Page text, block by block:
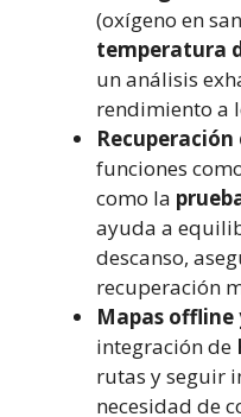
(oxígeno en
temperatura
un análisis
rendimiento a
funciones
como la
ayuda a
descanso,
recuperación
Mapas
integración de
rutas y seguir
necesidad de